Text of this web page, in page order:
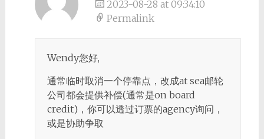
2023-08-28 at 09:34:10
Permalink
Wendy您好,
通常临时取消一个停靠点，改成at sea邮轮
公司都会提供补偿(通常是on board
credit)，你可以透过订票的agency询问，
或是协助争取